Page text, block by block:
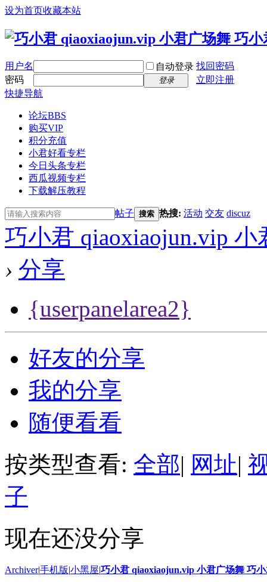
设为首页收藏本站
用户名 自动登录 找回密码
密码
登录
立即注册
快捷导航
论坛BBS
购买VIP
积分充值
小君好看专栏
今日头条专栏
西瓜视频专栏
下载解压教程
帖子 搜索 热搜: 活动 交友 discuz
巧小君 qiaoxiaojun.vip
› 分享
{userpanelarea2}
好友的分享
我的分享
随便看看
按类型查看: 全部| 网址|
子
现在还没分享
Archiver|手机版|小黑屋|巧小君 qiaoxiaojun.vip 小君广场舞 巧